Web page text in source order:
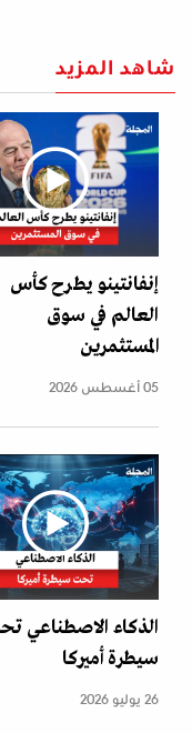
شاهد المزيد
إنفانتينو يطرح كأس
العالم في سوق
المستثمرين
05 أغسطس 2026
الذكاء الاصطناعي
سيطرة أميركا
26 يوليو 2026